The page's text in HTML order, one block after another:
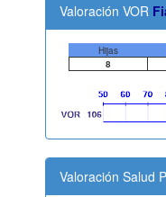
Valoración VOR
Hijas
8
Valoración Salud